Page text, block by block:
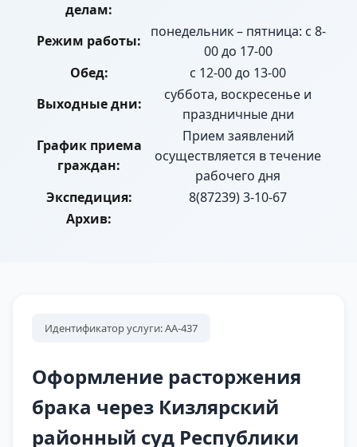
делам:
Режим работы:
понедельник – пятница: с 8-
00 до 17-00
Обед:
с 12-00 до 13-00
Выходные дни:
суббота, воскресенье и
праздничные дни
График приема
граждан:
Прием заявлений
осуществляется в течение
рабочего дня
Экспедиция:
8(87239) 3-10-67
Архив:
Идентификатор услуги: АА-437
Оформление расторжения
брака через Кизлярский
районный суд Республики